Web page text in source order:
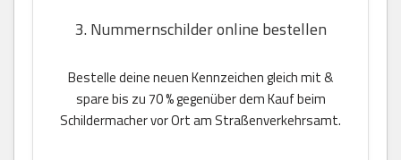
3. Nummernschilder online bestellen
Bestelle deine neuen Kennzeichen gleich mit &
spare bis zu 70 % gegenüber dem Kauf beim
Schildermacher vor Ort am Straßenverkehrsamt.